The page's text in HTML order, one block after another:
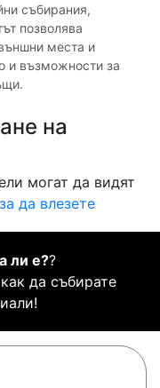
събирания,
позволява
места и
и възможности за
на
могат да видят
да влезете
ли е??
да събирате